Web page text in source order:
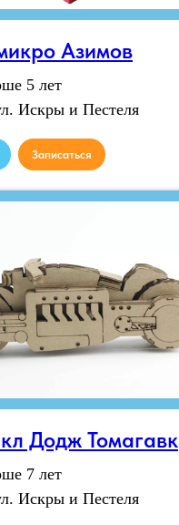
Азимов
5 лет
Искры и Пестеля
Записаться
Додж Томагавк
7 лет
Искры и Пестеля